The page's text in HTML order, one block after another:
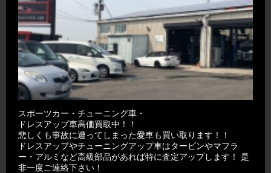
スポーツカー・チューニング車・
ドレスアップ車高価買取中！！
悲しくも事故に遭ってしまった愛車も買い取ります！！
ドレスアップやチューニングアップ車はタービンやマフラ
ー・アルミなど高級部品があれば特に査定アップします！ 是
非一度ご連絡下さい！